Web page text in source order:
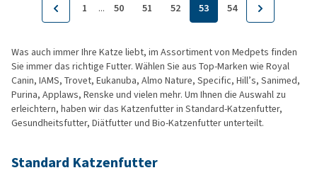
1 ... 50 51 52 53 54
Was auch immer Ihre Katze liebt, im Assortiment von Medpets finden
Sie immer das richtige Futter. Wählen Sie aus Top-Marken wie Royal
Canin, IAMS, Trovet, Eukanuba, Almo Nature, Specific, Hill’s, Sanimed,
Purina, Applaws, Renske und vielen mehr. Um Ihnen die Auswahl zu
erleichtern, haben wir das Katzenfutter in Standard-Katzenfutter,
Gesundheitsfutter, Diätfutter und Bio-Katzenfutter unterteilt.
Standard Katzenfutter